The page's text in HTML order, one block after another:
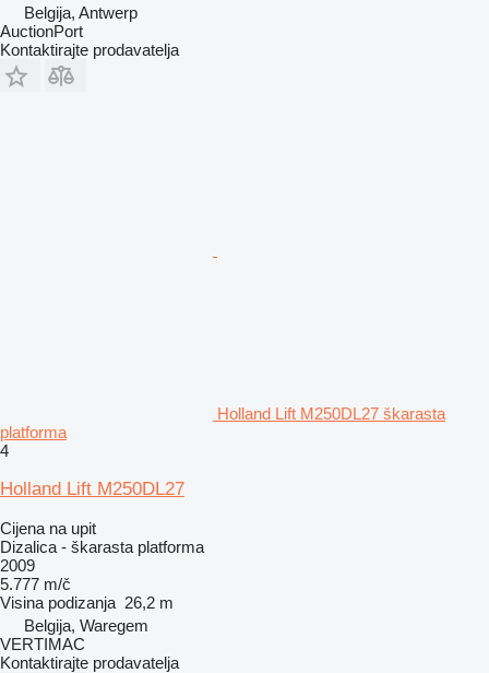
Belgija, Antwerp
AuctionPort
Kontaktirajte prodavatelja
Holland Lift M250DL27 škarasta
platforma
4
Holland Lift M250DL27
Cijena na upit
Dizalica - škarasta platforma
2009
5.777 m/č
Visina podizanja 26,2 m
Belgija, Waregem
VERTIMAC
Kontaktirajte prodavatelja